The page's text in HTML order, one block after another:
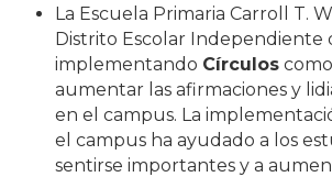
La Escuela Primaria Carroll T.
Distrito Escolar Independiente
implementando Círculos
aumentar las afirmaciones y
en el campus. La
el campus ha ayudado a los
sentirse importantes y a